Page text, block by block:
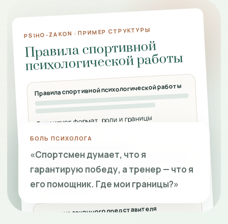
PSIHO-ZAKON · ПРИМЕР СТРУКТУРЫ
Правила спортивной
психологической работы
Правила спортивной психологической работы
Фиксирует формат, роли и границы
Информированное согласие
Осознанное решение клиента
Согласие законного представителя
БОЛЬ ПСИХОЛОГА
«Спортсмен думает, что я
гарантирую победу, а тренер — что я
его помощник. Где мои границы?»